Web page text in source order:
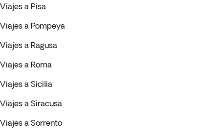
Viajes a Pisa
Viajes a Pompeya
Viajes a Ragusa
Viajes a Roma
Viajes a Sicilia
Viajes a Siracusa
Viajes a Sorrento